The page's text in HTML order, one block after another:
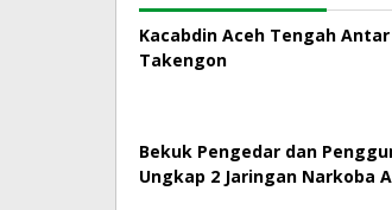
Kacabdin Aceh Tengah
Takengon
Bekuk Pengedar dan
Ungkap 2 Jaringan Narkoba